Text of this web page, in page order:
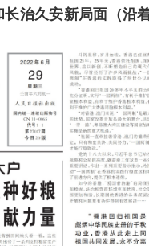
治久安新局面（沿